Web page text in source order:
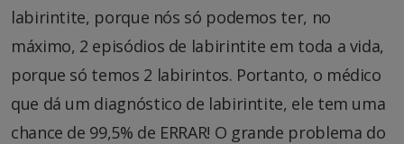
labirintite, porque nós só podemos ter, no
máximo, 2 episódios de labirintite em toda a vida,
porque só temos 2 labirintos. Portanto, o médico
que dá um diagnóstico de labirintite, ele tem uma
chance de 99,5% de ERRAR! O grande problema do